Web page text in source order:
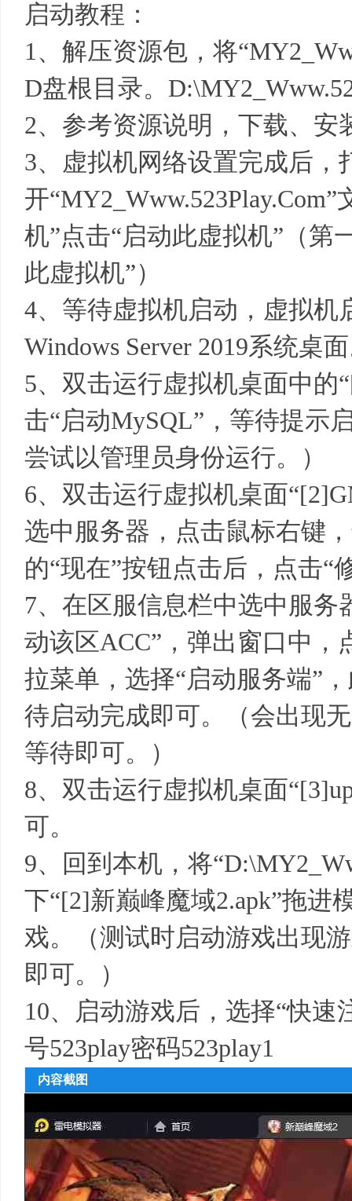
启动教程：
1、解压资源包，将
D盘根目录。
2、参考资源说明，下载、安
3、虚拟机网络设置完成后，
开
机”点击“启动此虚拟机”（第
此虚拟机”）
4、等待虚拟机启动，虚拟机
Windows Server 2019系统桌
5、双击运行虚拟机桌面中的
击“启动MySQL”，等待提示
尝试以管理员身份运行。）
6、双击运行虚拟机桌面
选中服务器，点击鼠标右键
的“现在”按钮点击后，点击“
7、在区服信息栏中选中服务
动该区ACC”，弹出窗口中，
拉菜单，选择“启动服务端”
待启动完成即可。（会出现
等待即可。）
8、双击运行虚拟机桌面
可。
9、回到本机，将
下“[2]新巅峰魔域2.apk”拖进
戏。（测试时启动游戏出现
即可。）
10、启动游戏后，选择“快速
号523play密码523play1
内容截图